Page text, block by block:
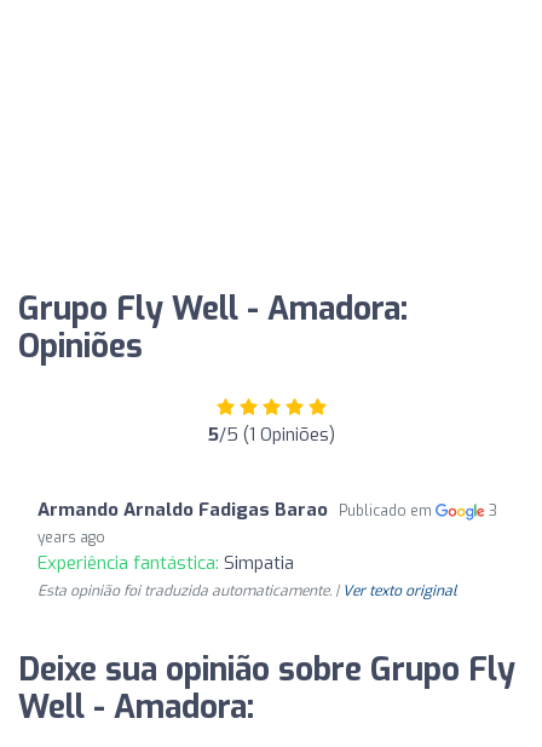
Grupo Fly Well - Amadora:
Opiniões
5/5 (1 Opiniões)
Armando Arnaldo Fadigas Barao Publicado em
3
years ago
Experiência fantástica: Simpatia
Esta opinião foi traduzida automaticamente. | Ver texto original
Deixe sua opinião sobre Grupo Fly
Well - Amadora: